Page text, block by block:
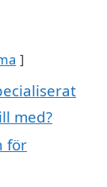
med?
för